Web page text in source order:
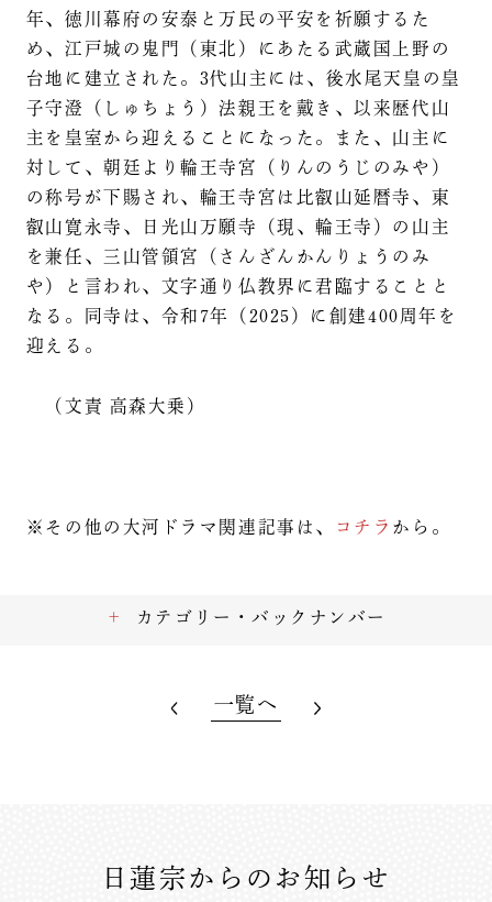
年、徳川幕府の安泰と万民の平安を祈願するた
め、江戸城の鬼門（東北）にあたる武蔵国上野の
台地に建立された。3代山主には、後水尾天皇の皇
子守澄（しゅちょう）法親王を戴き、以来歴代山
主を皇室から迎えることになった。また、山主に
対して、朝廷より輪王寺宮（りんのうじのみや）
の称号が下賜され、輪王寺宮は比叡山延暦寺、東
叡山寛永寺、日光山万願寺（現、輪王寺）の山主
を兼任、三山管領宮（さんざんかんりょうのみ
や）と言われ、文字通り仏教界に君臨することと
なる。同寺は、令和7年（2025）に創建400周年を
迎える。
（文責 高森大乗）
※その他の大河ドラマ関連記事は、 コチラ から。
カテゴリー・バックナンバー
一覧へ
日蓮宗からのお知らせ